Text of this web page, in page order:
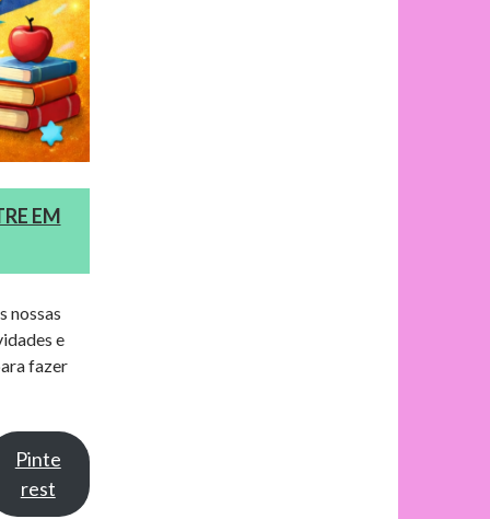
EM
nossas
e
fazer
Pinte
rest